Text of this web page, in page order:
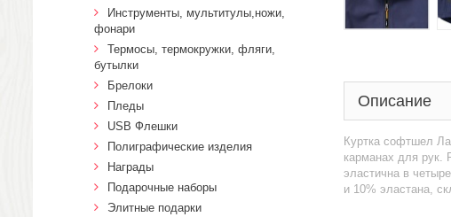
Описание
Куртка софтшел
карманах для
эластична в
и 10% эластана,
Инструменты, мультитулы,ножи,
фонари
Термосы, термокружки, фляги,
бутылки
Брелоки
Пледы
USB Флешки
Полиграфические изделия
Награды
Подарочные наборы
Элитные подарки